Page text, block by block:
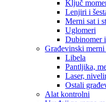
Ključ
Lenjiri i
Merni sat i
Uglomeri
Dubinomer
Građevinski merni
Libela
Pantljika,
Laser,
Ostali
Alat kontrolni